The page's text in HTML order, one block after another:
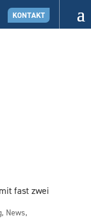
KONTAKT
fast zwei
, News,